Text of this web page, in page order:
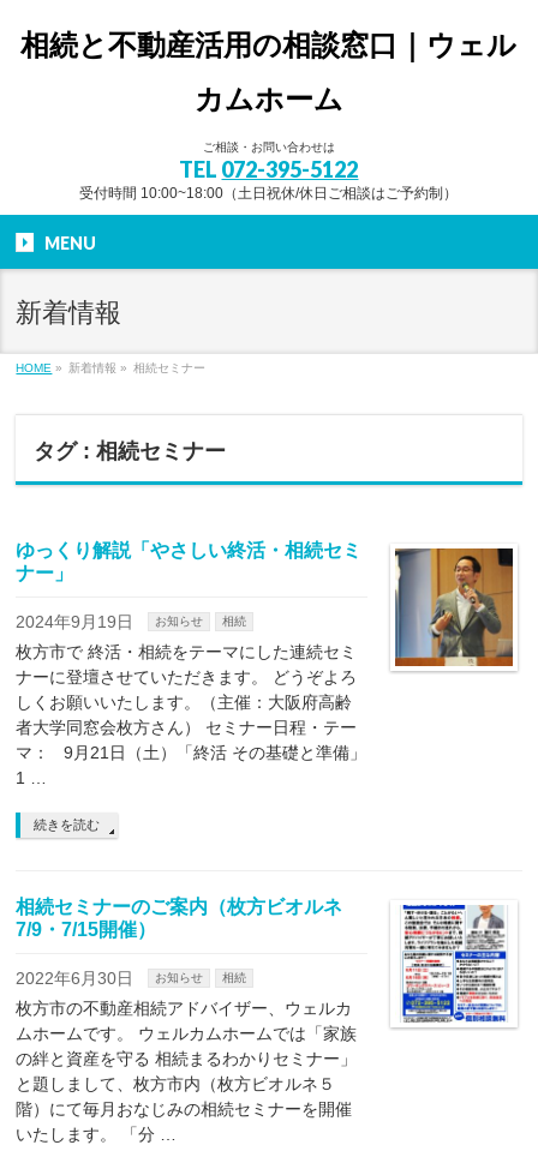
相続と不動産活用の相談窓口｜ウェル
カムホーム
ご相談・お問い合わせは
TEL 072-395-5122
受付時間 10:00~18:00（土日祝休/休日ご相談はご予約制）
MENU
新着情報
HOME » 新着情報 » 相続セミナー
タグ : 相続セミナー
ゆっくり解説「やさしい終活・相続セミ
ナー」
2024年9月19日 お知らせ 相続
枚方市で 終活・相続をテーマにした連続セミ
ナーに登壇させていただきます。 どうぞよろ
しくお願いいたします。（主催：大阪府高齢
者大学同窓会枚方さん） セミナー日程・テー
マ： 9月21日（土）「終活 その基礎と準備」
1 …
続きを読む
相続セミナーのご案内（枚方ビオルネ
7/9・7/15開催）
2022年6月30日 お知らせ 相続
枚方市の不動産相続アドバイザー、ウェルカ
ムホームです。 ウェルカムホームでは「家族
の絆と資産を守る 相続まるわかりセミナー」
と題しまして、枚方市内（枚方ビオルネ５
階）にて毎月おなじみの相続セミナーを開催
いたします。 「分 …